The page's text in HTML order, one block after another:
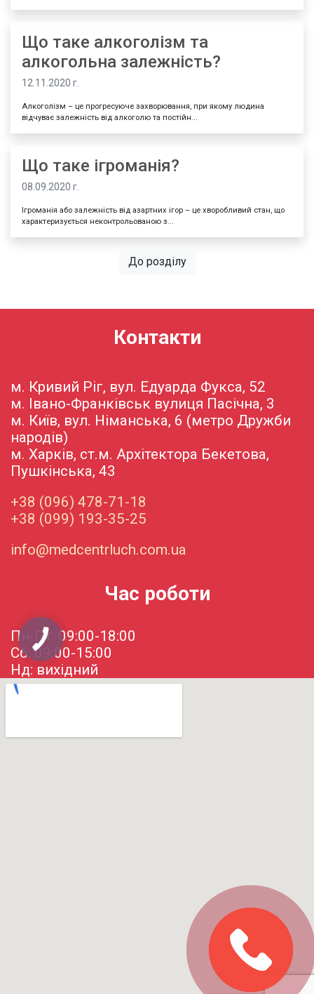
Що таке алкоголізм та
алкогольна залежність?
12.11.2020 г.
Алкоголізм – це прогресуюче захворювання, при якому людина
відчуває залежність від алкоголю та постійн...
Що таке ігроманія?
08.09.2020 г.
Ігроманія або залежність від азартних ігор – це хворобливий стан, що
характеризується неконтрольованою з...
До розділу
Контакти
м. Кривий Ріг, вул. Едуарда Фукса, 52
м. Івано-Франківськ вулиця Пасічна, 3
м. Київ, вул. Німанська, 6 (метро Дружби
народів)
м. Харків, ст.м. Архітектора Бекетова,
Пушкінська, 43
+38 (096) 478-71-18
+38 (099) 193-35-25
info@medcentrluch.com.ua
Час роботи
Пн-Пт: 09:00-18:00
Сб: 09:00-15:00
Нд: вихідний